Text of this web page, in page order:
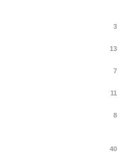
3
13
7
11
8
40